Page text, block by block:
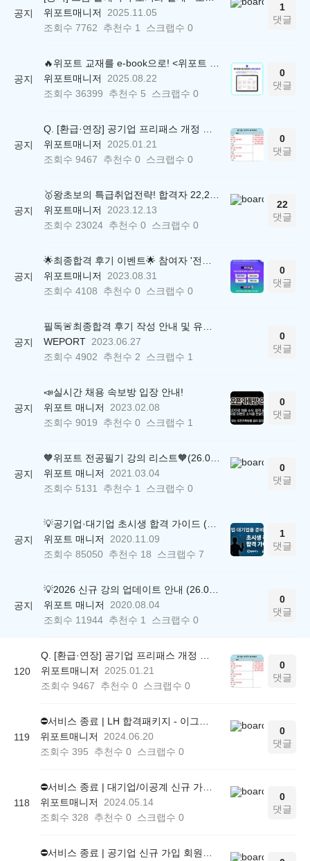
공지
위포트매니저
2025.11.05
조회수 7762 추천수 1 스크랩수 0
1
댓글
공지
위포트매니저
2025.08.22
조회수 36399 추천수 5 스크랩수 0
0
댓글
공지
위포트매니저
2025.01.21
조회수 9467 추천수 0 스크랩수 0
0
댓글
공지
위포트매니저
2023.12.13
조회수 23024 추천수 0 스크랩수 0
22
댓글
공지
위포트매니저
2023.08.31
조회수 4108 추천수 0 스크랩수 0
0
댓글
공지
WEPORT 2023.06.27
조회수 4902 추천수 2 스크랩수 1
0
댓글
공지
📣실시간 채용 속보방 입장 안내!
위포트 매니저
2023.02.08
조회수 9019 추천수 0 스크랩수 1
0
댓글
공지
위포트 매니저
2021.03.04
조회수 5131 추천수 1 스크랩수 0
0
댓글
공지
위포트 매니저
2020.11.09
조회수 85050 추천수 18 스크랩수 7
1
댓글
공지
위포트 매니저
2020.08.04
조회수 11944 추천수 1 스크랩수 0
0
댓글
120
위포트매니저
2025.01.21
조회수 9467 추천수 0 스크랩수 0
0
댓글
119
위포트매니저
2024.06.20
조회수 395 추천수 0 스크랩수 0
0
댓글
118
위포트매니저
2024.05.14
조회수 328 추천수 0 스크랩수 0
0
댓글